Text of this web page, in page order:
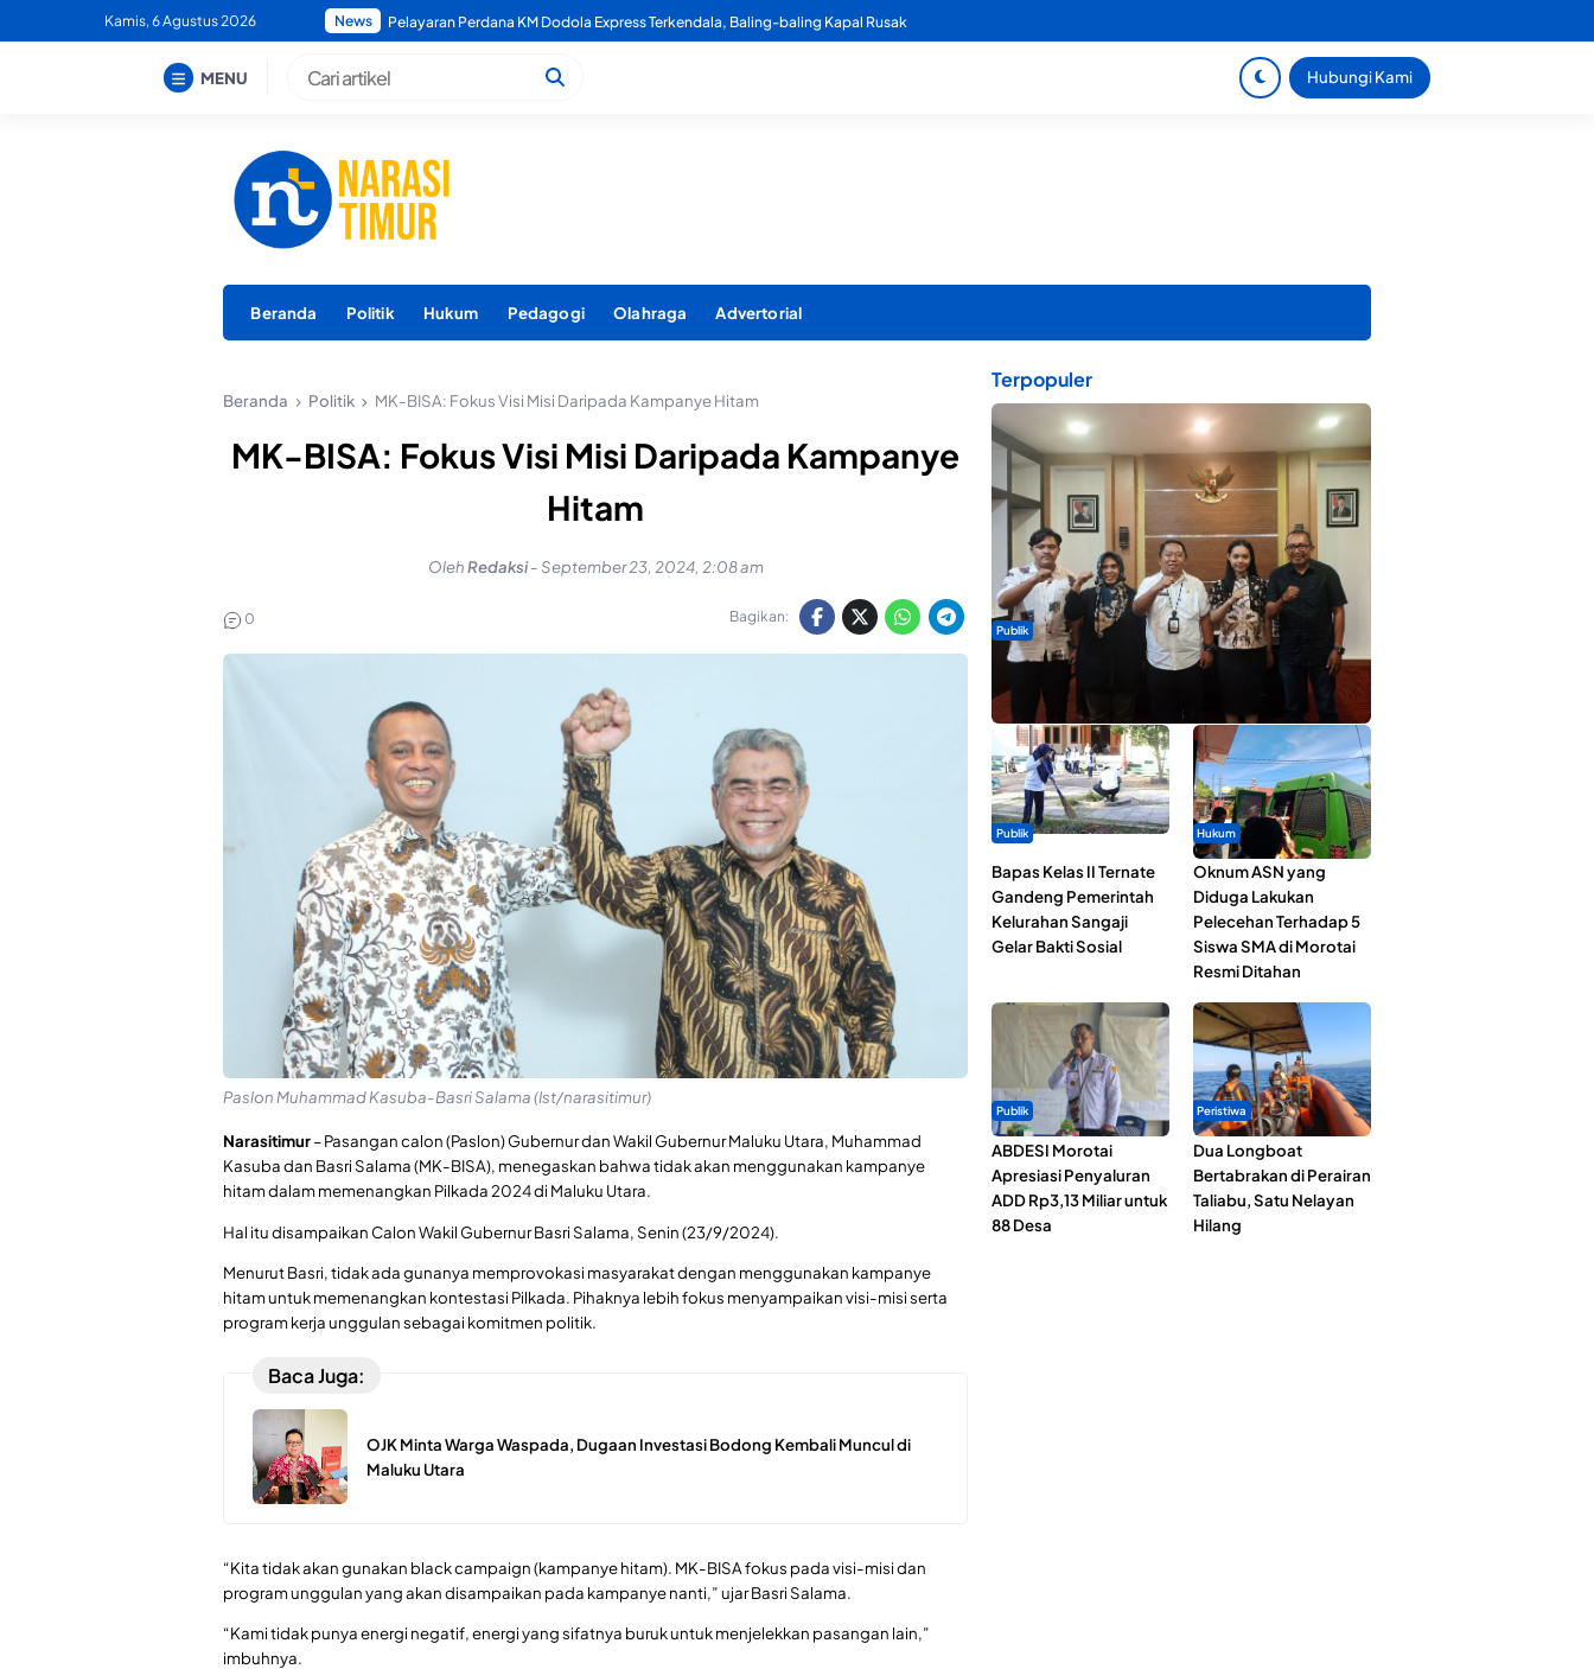
to
Kamis, 6 Agustus 2026 News Pelayaran Perdana KM Dodola Express Terkendala, Baling-baling Kapal Rusak
Polda Maluku Utara Musnahkan Ribuan Liter Miras Hasil Operasi Penindakan Triwulan 2
MENU Hubungi Kami
Beranda Politik Hukum Pedagogi Olahraga Advertorial
Beranda Politik MK-BISA: Fokus Visi Misi Daripada Kampanye Hitam
MK-BISA: Fokus Visi Misi Daripada Kampanye
Hitam
OlehRedaksi -September 23, 2024, 2:08 am
0 Bagikan:
Paslon Muhammad Kasuba-Basri Salama (Ist/narasitimur)
Narasitimur– Pasangan calon (Paslon) Gubernur dan Wakil Gubernur Maluku Utara, Muhammad
Kasuba dan Basri Salama (MK-BISA), menegaskan bahwa tidak akan menggunakan kampanye
hitam dalam memenangkan Pilkada 2024 di Maluku Utara.
Hal itu disampaikan Calon Wakil Gubernur Basri Salama, Senin (23/9/2024).
Menurut Basri, tidak ada gunanya memprovokasi masyarakat dengan menggunakan kampanye
hitam untuk memenangkan kontestasi Pilkada. Pihaknya lebih fokus menyampaikan visi-misi serta
program kerja unggulan sebagai komitmen politik.
Baca Juga:
OJK Minta Warga Waspada, Dugaan Investasi Bodong Kembali Muncul di
Maluku Utara
“Kita tidak akan gunakan black campaign (kampanye hitam). MK-BISA fokus pada visi-misi dan
program unggulan yang akan disampaikan pada kampanye nanti,” ujar Basri Salama.
“Kami tidak punya energi negatif, energi yang sifatnya buruk untuk menjelekkan pasangan lain,”
imbuhnya.
Terpopuler
Publik
Dua Talenta Muda Ternate Wakili Maluku Utara di
Gita Bahana Nusantara 2026
Publik
Bapas Kelas II Ternate
Gandeng Pemerintah
Kelurahan Sangaji
Gelar Bakti Sosial
Hukum
Oknum ASN yang
Diduga Lakukan
Pelecehan Terhadap 5
Siswa SMA di Morotai
Resmi Ditahan
Publik
ABDESI Morotai
Apresiasi Penyaluran
ADD Rp3,13 Miliar untuk
88 Desa
Peristiwa
Dua Longboat
Bertabrakan di Perairan
Taliabu, Satu Nelayan
Hilang